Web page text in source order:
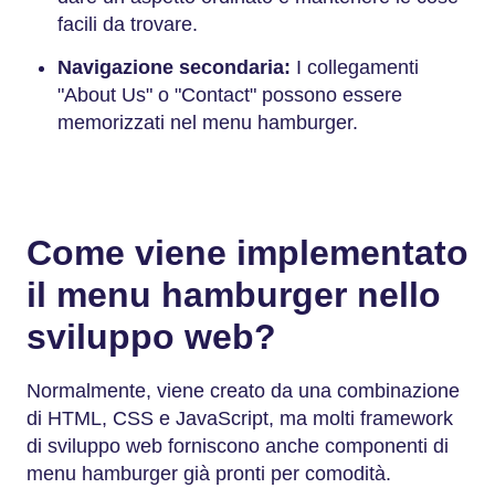
facili da trovare.
Navigazione secondaria: I collegamenti
"About Us" o "Contact" possono essere
memorizzati nel menu hamburger.
Come viene implementato
il menu hamburger nello
sviluppo web?
Normalmente, viene creato da una combinazione
di HTML, CSS e JavaScript, ma molti framework
di sviluppo web forniscono anche componenti di
menu hamburger già pronti per comodità.